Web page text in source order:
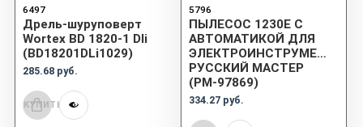
6497
Дрель-шуруповерт
Wortex BD 1820-1 Dli
(BD18201DLi1029)
285.68 руб.
КУПИТЬ
5796
ПЫЛЕСОС 1230E С
АВТОМАТИКОЙ ДЛЯ
ЭЛЕКТРОИНСТРУМЕНТА
РУССКИЙ МАСТЕР
(РМ-97869)
334.27 руб.